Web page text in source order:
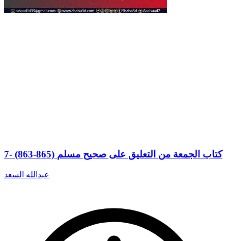
7- (863-865) كتاب الجمعة من التعليق على صحيح مسلم
عبدالله السعد